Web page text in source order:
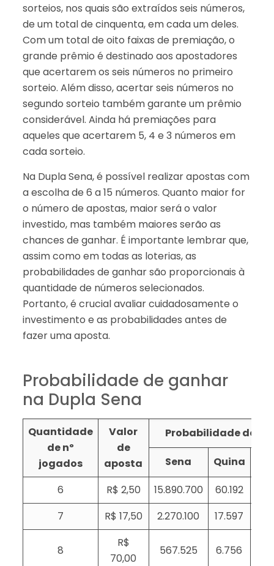
sorteios, nos quais são extraídos seis números,
de um total de cinquenta, em cada um deles.
Com um total de oito faixas de premiação, o
grande prêmio é destinado aos apostadores
que acertarem os seis números no primeiro
sorteio. Além disso, acertar seis números no
segundo sorteio também garante um prêmio
considerável. Ainda há premiações para
aqueles que acertarem 5, 4 e 3 números em
cada sorteio.
Na Dupla Sena, é possível realizar apostas com
a escolha de 6 a 15 números. Quanto maior for
o número de apostas, maior será o valor
investido, mas também maiores serão as
chances de ganhar. É importante lembrar que,
assim como em todas as loterias, as
probabilidades de ganhar são proporcionais à
quantidade de números selecionados.
Portanto, é crucial avaliar cuidadosamente o
investimento e as probabilidades antes de
fazer uma aposta.
Probabilidade de ganhar
na Dupla Sena
Quantidade
de nº
jogados
Valor
de
aposta
Probabilidade de
Sena Quina
6
R$ 2,50 15.890.700 60.192
7
R$ 17,50 2.270.100 17.597
8
R$
70,00
567.525 6.756